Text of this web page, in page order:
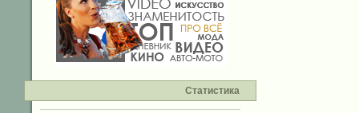
Статистика